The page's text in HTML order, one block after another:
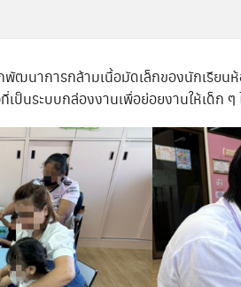
ฒนาการกล้ามเนื้อมัดเล็กของนักเรียน
ป็นระบบกล่องงานเพื่อย่อยงานให้เด็ก